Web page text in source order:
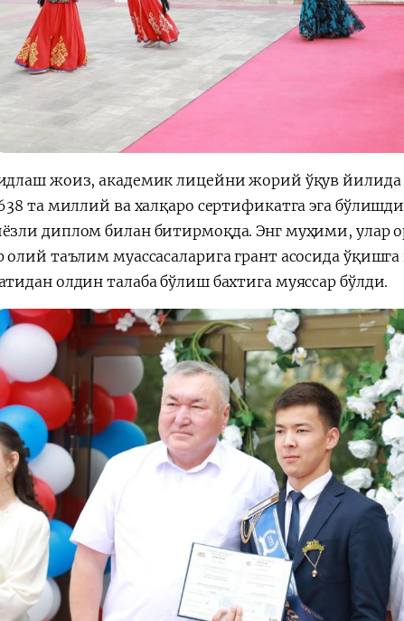
жоиз, академик лицейни жорий ўқув
та миллий ва халқаро сертификатга эга
диплом билан битирмоқда. Энг муҳими, улар
олий таълим муассасаларига грант асосида
олдин талаба бўлиш бахтига муяссар бўлди.